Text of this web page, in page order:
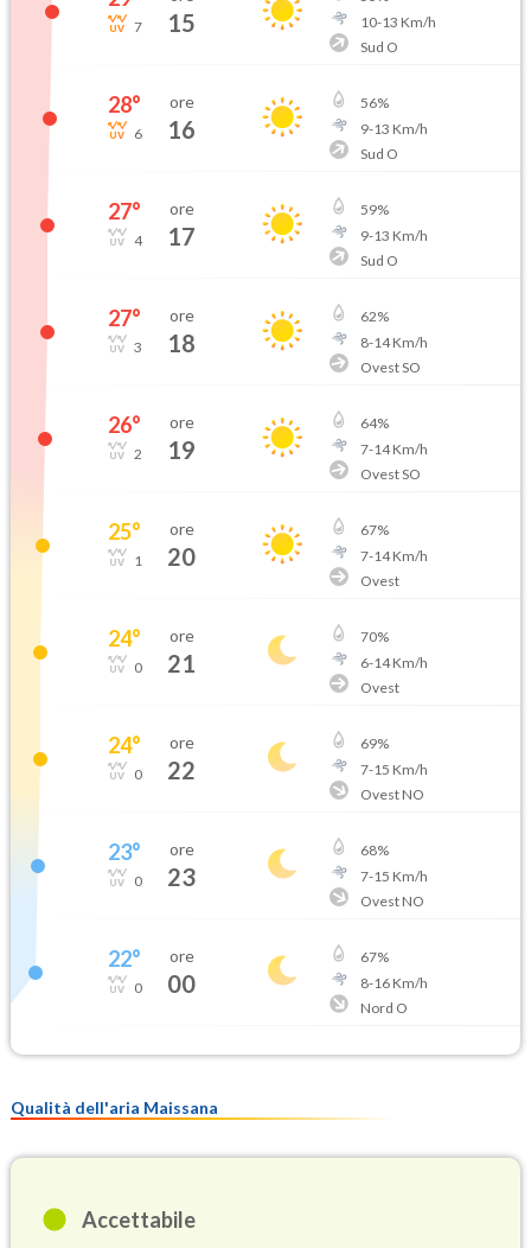
7 15
10-13 Km/h
Sud O
28°
6
ore
16
56%
9-13 Km/h
Sud O
27°
4
ore
17
59%
9-13 Km/h
Sud O
27°
3
ore
18
62%
8-14Km/h
Ovest SO
26°
2
ore
19
64%
7-14Km/h
Ovest SO
25°
1
ore
20
67%
7-14Km/h
Ovest
24°
0
ore
21
70%
6-14Km/h
Ovest
24°
0
ore
22
69%
7-15 Km/h
Ovest NO
23°
0
ore
23
68%
7-15 Km/h
Ovest NO
22°
0
ore
00
67%
8-16Km/h
Nord O
Qualità dell'aria Maissana
Accettabile